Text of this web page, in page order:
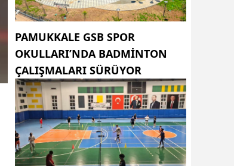
PAMUKKALE GSB SPOR
OKULLARI’NDA BADMINTON
ÇALIŞMALARI SÜRÜYOR